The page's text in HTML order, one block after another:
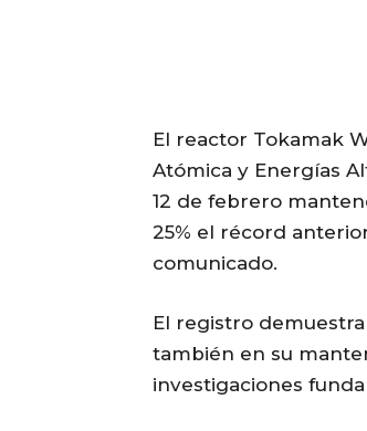
El reactor Tokamak
Atómica y Energías
12 de febrero
25% el récord
comunicado.
El registro
también en su
investigaciones